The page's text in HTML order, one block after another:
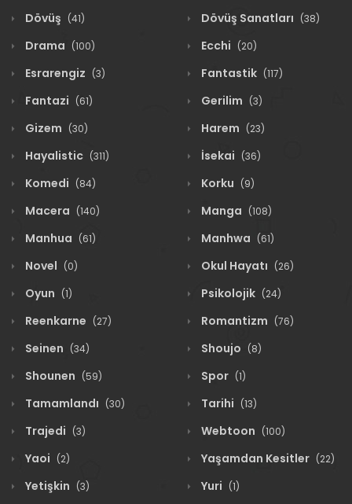
Dövüş (41) Dövüş Sanatları (38)
Drama (100) Ecchi (20)
Esrarengiz (3) Fantastik (117)
Fantazi (61) Gerilim (3)
Gizem (30) Harem (23)
Hayalistic (311) İsekai (36)
Komedi (84) Korku (9)
Macera (140) Manga (108)
Manhua (61) Manhwa (61)
Novel (0) Okul Hayatı (26)
Oyun (1) Psikolojik (24)
Reenkarne (27) Romantizm (76)
Seinen (34) Shoujo (8)
Shounen (59) Spor (1)
Tamamlandı (30) Tarihi (13)
Trajedi (3) Webtoon (100)
Yaoi (2) Yaşamdan Kesitler (22)
Yetişkin (3) Yuri (1)